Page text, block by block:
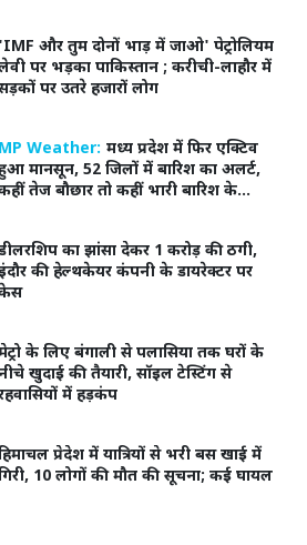
'IMF और तुम दोनों भाड़ में जाओ' पेट्रोलियम
पर भड़का पाकिस्तान ; करीची-लाहौर में
पर उतरे हजारों लोग
MP Weather: मध्य प्रदेश में फिर एक्टिव
मानसून, 52 जिलों में बारिश का अलर्ट,
तेज बौछार तो कहीं भारी बारिश के
का झांसा देकर 1 करोड़ की ठगी,
की हेल्थकेयर कंपनी के डायरेक्टर पर
के लिए बंगाली से पलासिया तक घरों के
खुदाई की तैयारी, सॉइल टेस्टिंग से
में हड़कंप
प्रेदेश में यात्रियों से भरी बस खाई में
10 लोगों की मौत की सूचना; कई घायल